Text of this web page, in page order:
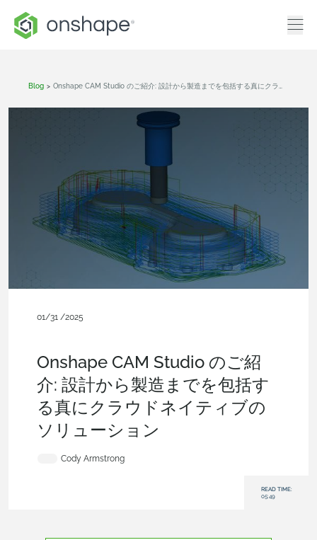
Blog >
01/31 /2025
Onshape CAM Studio のご紹
介: 設計から製造までを包括す
る真にクラウドネイティブの
ソリューション
Cody Armstrong
READ TIME:
05:49